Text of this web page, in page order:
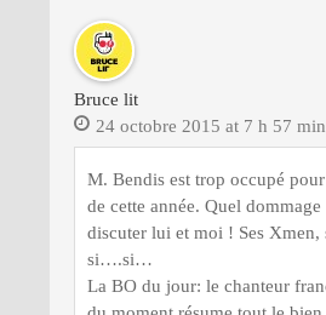
Bruce lit
24 octobre 2015 at 7 h 57 min
M. Bendis est trop occupé
de cette année. Quel
discuter lui et moi ! Ses Xmen,
si….si…
La BO du jour: le chanteur